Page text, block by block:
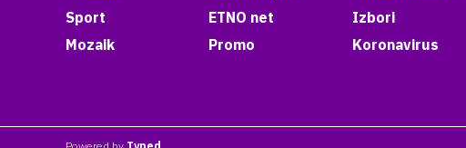
Sport
Mozaik
ETNO net
Promo
Izbori
Koronavirus
Powered by Typed